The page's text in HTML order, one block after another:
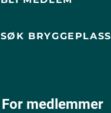
SØK BRYGGEPLASS
For medlemmer